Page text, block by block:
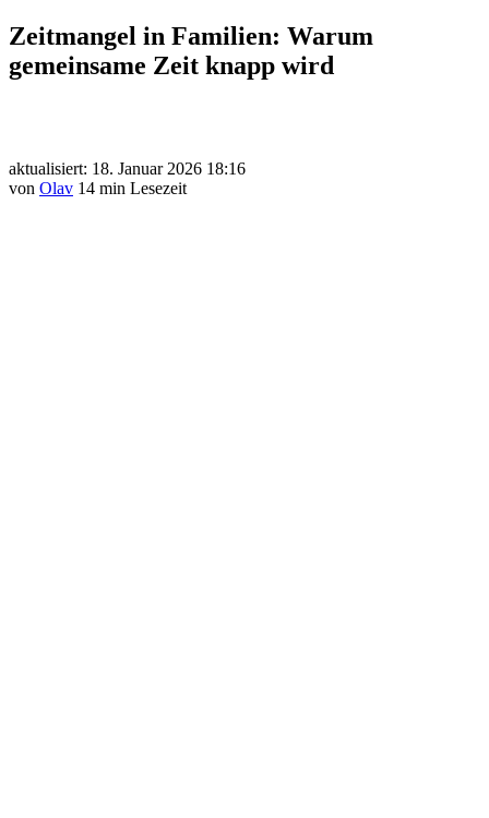
Zeitmangel in Familien: Warum
gemeinsame Zeit knapp wird
aktualisiert: 18. Januar 2026 18:16
von Olav 14 min Lesezeit